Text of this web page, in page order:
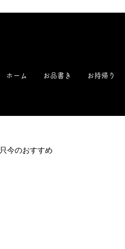
ホーム お品書き お持帰り
只今のおすすめ